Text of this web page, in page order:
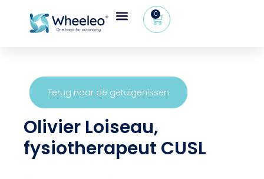
0
Terug naar de getuigenissen
Olivier Loiseau,
fysiotherapeut CUSL